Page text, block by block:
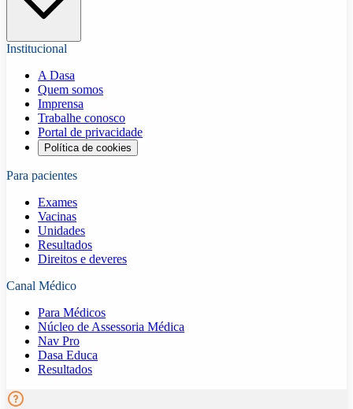
Institucional
A Dasa
Quem somos
Imprensa
Trabalhe conosco
Portal de privacidade
Política de cookies
Para pacientes
Exames
Vacinas
Unidades
Resultados
Direitos e deveres
Canal Médico
Para Médicos
Núcleo de Assessoria Médica
Nav Pro
Dasa Educa
Resultados